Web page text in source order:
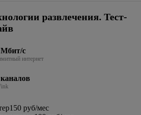
развлечения. Тест-
Мбит/с
интернет
150 руб/мес